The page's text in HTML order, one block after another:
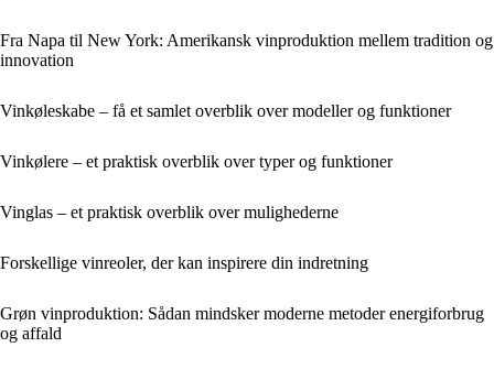
Fra Napa til New York: Amerikansk vinproduktion mellem tradition og
innovation
Vinkøleskabe – få et samlet overblik over modeller og funktioner
Vinkølere – et praktisk overblik over typer og funktioner
Vinglas – et praktisk overblik over mulighederne
Forskellige vinreoler, der kan inspirere din indretning
Grøn vinproduktion: Sådan mindsker moderne metoder energiforbrug
og affald